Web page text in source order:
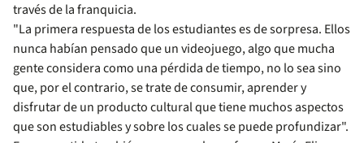
través de la franquicia.
"La primera respuesta de los estudiantes es de sorpresa. Ellos
nunca habían pensado que un videojuego, algo que mucha
gente considera como una pérdida de tiempo, no lo sea sino
que, por el contrario, se trate de consumir, aprender y
disfrutar de un producto cultural que tiene muchos aspectos
que son estudiables y sobre los cuales se puede profundizar".